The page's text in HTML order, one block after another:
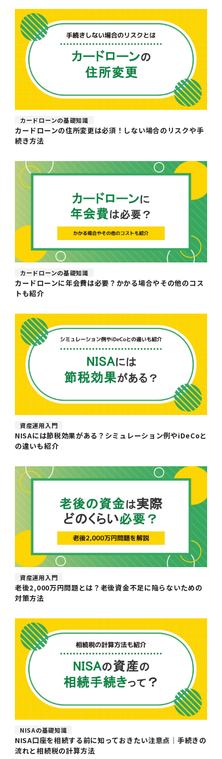
カードローンの基礎知識
カードローンの住所変更は必須！しない場合のリスクや手
続き方法
カードローンの基礎知識
カードローンに年会費は必要？かかる場合やその他のコス
トも紹介
資産運用入門
NISAには節税効果がある？シミュレーション例やiDeCoと
の違いも紹介
資産運用入門
老後2,000万円問題とは？老後資金不足に陥らないための
対策方法
NISAの基礎知識
NISA口座を相続する前に知っておきたい注意点｜手続きの
流れと相続税の計算方法